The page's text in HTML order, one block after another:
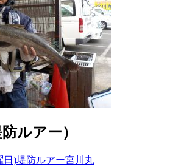
ルアー）
日)堤防ルアー宮川丸